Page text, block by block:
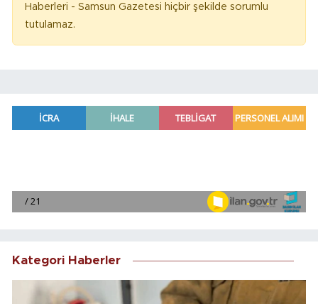
Haberleri - Samsun Gazetesi hiçbir şekilde sorumlu
tutulamaz.
Kategori Haberler